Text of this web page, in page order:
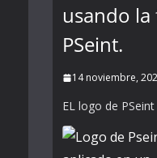
usando la
PSeint.
14 noviembre,
EL logo de PSeint